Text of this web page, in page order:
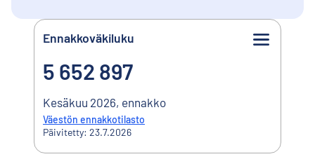
Avainluvut
Ennakkoväkiluku
5 652 897
5 652 897
Kesäkuu 2026, ennakko
Väestön ennakkotilasto
Päivitetty: 23.7.2026